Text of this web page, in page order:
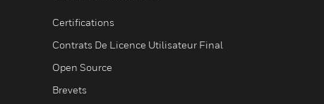
Certifications
Contrats De Licence Utilisateur Final
Open Source
Brevets